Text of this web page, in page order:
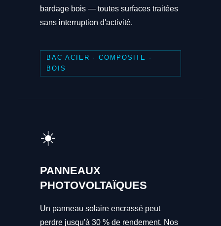
bardage bois — toutes surfaces traitées
sans interruption d'activité.
BAC ACIER · COMPOSITE ·
BOIS
☀️
PANNEAUX
PHOTOVOLTAÏQUES
Un panneau solaire encrassé peut
perdre jusqu'à 30 % de rendement. Nos